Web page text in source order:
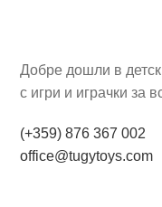
Добре дошли в
с игри и играчки за
(+359) 876 367 002
office@tugytoys.com